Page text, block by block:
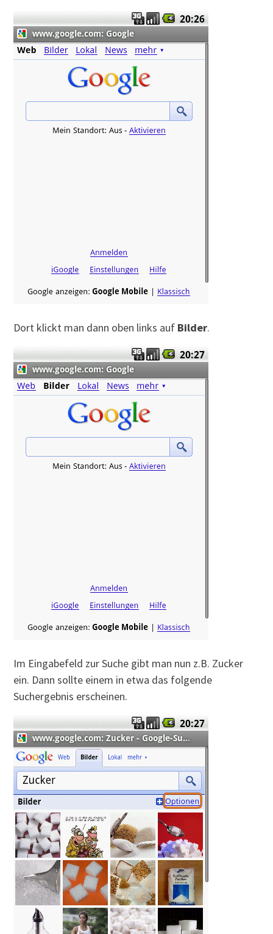
Dort klickt man dann oben links auf Bilder.
Im Eingabefeld zur Suche gibt man nun z.B. Zucker
ein. Dann sollte einem in etwa das folgende
Suchergebnis erscheinen.